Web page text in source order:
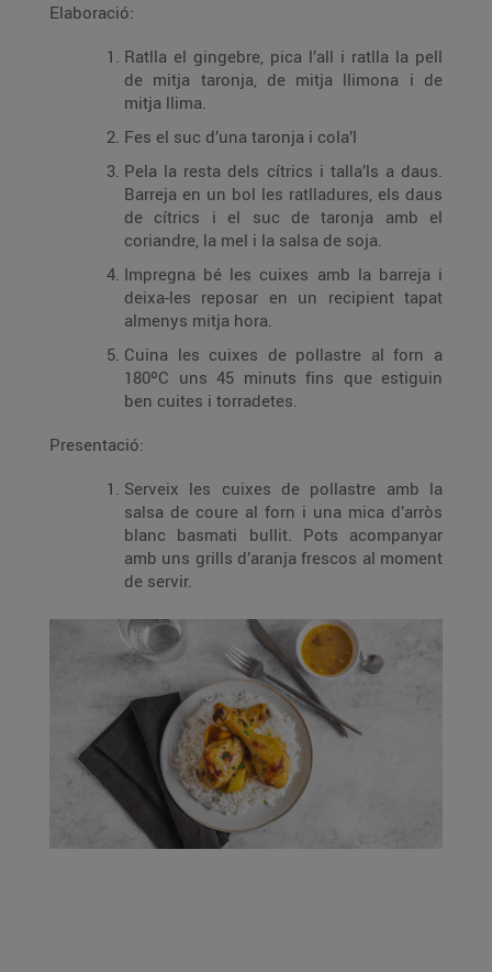
Elaboració:
Ratlla el gingebre, pica l’all i ratlla la pell
de mitja taronja, de mitja llimona i de
mitja llima.
Fes el suc d’una taronja i cola’l
Pela la resta dels cítrics i talla’ls a daus.
Barreja en un bol les ratlladures, els daus
de cítrics i el suc de taronja amb el
coriandre, la mel i la salsa de soja.
Impregna bé les cuixes amb la barreja i
deixa-les reposar en un recipient tapat
almenys mitja hora.
Cuina les cuixes de pollastre al forn a
180ºC uns 45 minuts fins que estiguin
ben cuites i torradetes.
Presentació:
Serveix les cuixes de pollastre amb la
salsa de coure al forn i una mica d’arròs
blanc basmati bullit. Pots acompanyar
amb uns grills d’aranja frescos al moment
de servir.